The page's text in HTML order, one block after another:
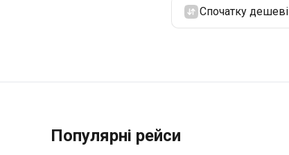
Спочатку дешеві
Популярні рейси